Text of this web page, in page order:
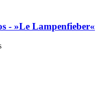
- »Le Lampenfieber«